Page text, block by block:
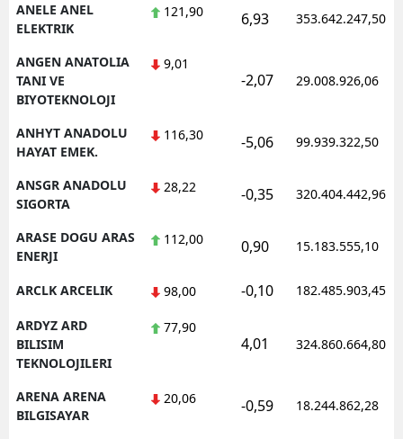
ANELE ANEL
ELEKTRIK
121,90 6,93 353.642.247,50
ANGEN ANATOLIA
TANI VE
BIYOTEKNOLOJI
9,01
-2,07 29.008.926,06
ANHYT ANADOLU
HAYAT EMEK.
116,30 -5,06 99.939.322,50
ANSGR ANADOLU
SIGORTA
28,22 -0,35 320.404.442,96
ARASE DOGU ARAS
ENERJI
112,00 0,90 15.183.555,10
ARCLK ARCELIK 98,00 -0,10 182.485.903,45
ARDYZ ARD
BILISIM
TEKNOLOJILERI
77,90
4,01 324.860.664,80
ARENA ARENA
BILGISAYAR
20,06 -0,59 18.244.862,28